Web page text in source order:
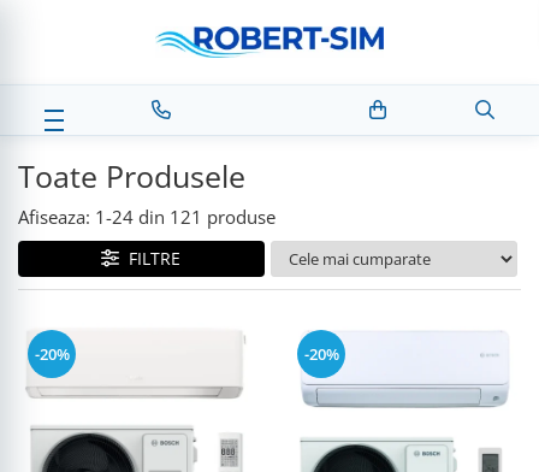
Toate Produsele
Afiseaza: 1-24 din 121 produse
FILTRE
-20% -20%